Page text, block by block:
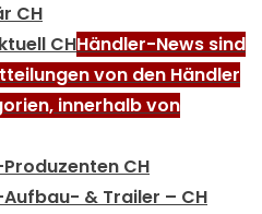
CH
CHHändler-News sind
von den Händler
innerhalb von
Produzenten CH
Aufbau- & Trailer – CH